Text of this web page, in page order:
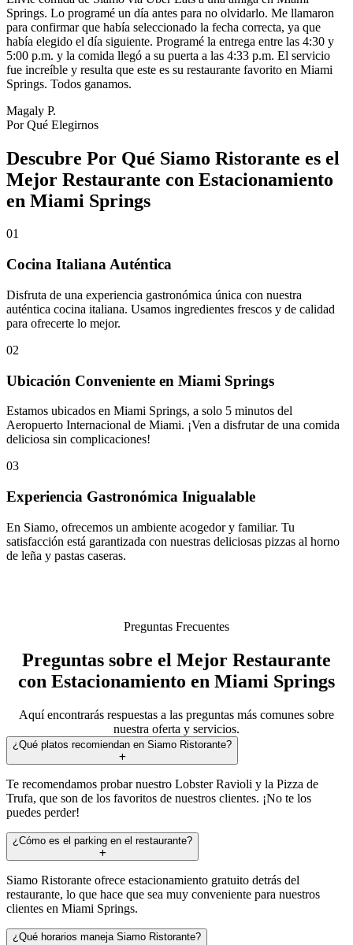
Springs. Lo programé un día antes para no olvidarlo. Me llamaron
para confirmar que había seleccionado la fecha correcta, ya que
había elegido el día siguiente. Programé la entrega entre las 4:30 y
5:00 p.m. y la comida llegó a su puerta a las 4:33 p.m. El servicio
fue increíble y resulta que este es su restaurante favorito en Miami
Springs. Todos ganamos.
Magaly P.
Por Qué Elegirnos
Descubre Por Qué Siamo Ristorante es el
Mejor Restaurante con Estacionamiento
en Miami Springs
01
Cocina Italiana Auténtica
Disfruta de una experiencia gastronómica única con nuestra
auténtica cocina italiana. Usamos ingredientes frescos y de calidad
para ofrecerte lo mejor.
02
Ubicación Conveniente en Miami Springs
Estamos ubicados en Miami Springs, a solo 5 minutos del
Aeropuerto Internacional de Miami. ¡Ven a disfrutar de una comida
deliciosa sin complicaciones!
03
Experiencia Gastronómica Inigualable
En Siamo, ofrecemos un ambiente acogedor y familiar. Tu
satisfacción está garantizada con nuestras deliciosas pizzas al horno
de leña y pastas caseras.
Preguntas Frecuentes
Preguntas sobre el Mejor Restaurante
con Estacionamiento en Miami Springs
Aquí encontrarás respuestas a las preguntas más comunes sobre
nuestra oferta y servicios.
¿Qué platos recomiendan en Siamo Ristorante?
Te recomendamos probar nuestro Lobster Ravioli y la Pizza de
Trufa, que son de los favoritos de nuestros clientes. ¡No te los
puedes perder!
¿Cómo es el parking en el restaurante?
Siamo Ristorante ofrece estacionamiento gratuito detrás del
restaurante, lo que hace que sea muy conveniente para nuestros
clientes en Miami Springs.
¿Qué horarios maneja Siamo Ristorante?